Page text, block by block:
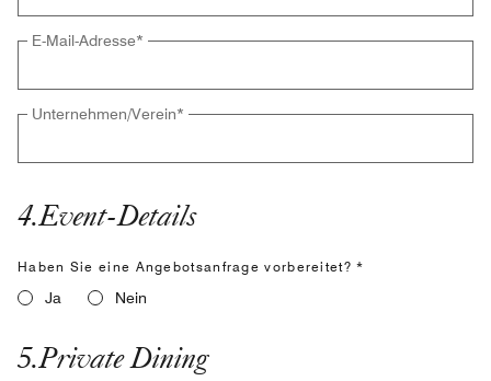
E-Mail-Adresse*
Unternehmen/Verein*
4.Event-Details
Haben Sie eine Angebotsanfrage vorbereitet? *
Ja Nein
5.Private Dining